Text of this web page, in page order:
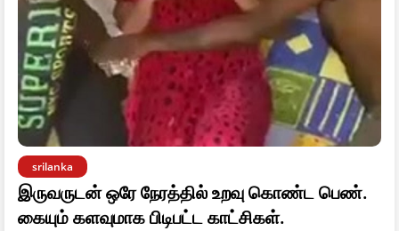
srilanka
இருவருடன் ஒரே நேரத்தில் உறவு கொண்ட பெண்.
கையும் களவுமாக பிடிபட்ட காட்சிகள்.